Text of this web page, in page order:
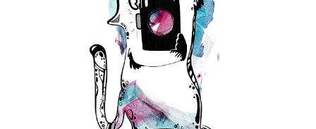
Feriencamp
Jobs
Kontakt